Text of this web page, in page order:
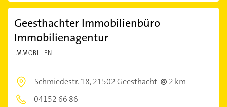
Geesthachter Immobilienbüro
Immobilienagentur
IMMOBILIEN
Schmiedestr. 18,21502 Geesthacht
2 km
04152 66 86